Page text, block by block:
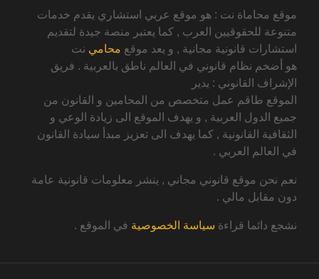
موقع محاماة نت : هو موقع عربي استشاري يقدم خدمات
متنوعة للحقوقيين العرب , كما يعتبر منصة جيدة لتقديم
استشارات قانونية مجانية , و يعد موقع محامي نت
هو أضخم نظام قانوني في العالم ناطق بالعربية . فريق
الإشراف القانوني : يدير
الموقع طاقم عمل متخصص من المحامين و القانون من
جميع الدول العربية , و يهدف الموقع الى زيادة الوعي و
الثقافية القانونية , كما يهدف الى تعزيز مبدأ سيادة القانون
في العالم العربي .
نعم نحن موقع قانوني مجاني , ينشر معلومات قانونية عامة
دون مقابل مالي .
نشجع دائما قراءة سياسة الخصوصية في الموقع .